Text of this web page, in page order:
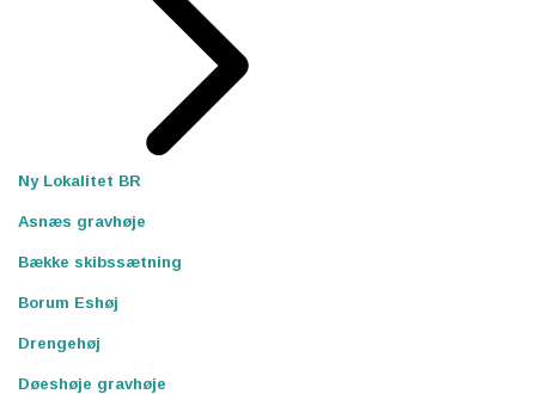
Ny Lokalitet BR
Asnæs gravhøje
Bække skibssætning
Borum Eshøj
Drengehøj
Døeshøje gravhøje